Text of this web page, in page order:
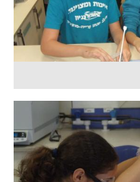
משתנה ומתחדש
ננסה לצלול לתוכו
מהו הקסם הרפואי
בכל יום מחדש.